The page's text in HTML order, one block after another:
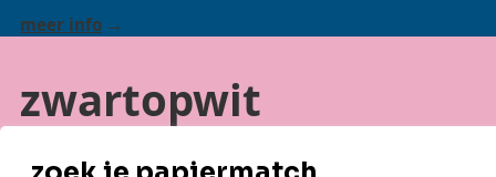
meer info
zwartopwit
blijf op de hoogte